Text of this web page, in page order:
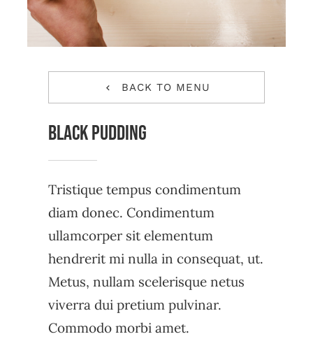
BACK TO MENU
Black Pudding
Tristique tempus condimentum
diam donec. Condimentum
ullamcorper sit elementum
hendrerit mi nulla in consequat, ut.
Metus, nullam scelerisque netus
viverra dui pretium pulvinar.
Commodo morbi amet.